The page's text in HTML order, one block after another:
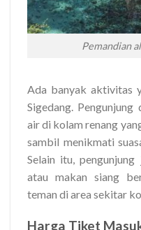
Pemandian
Ada banyak aktivitas
Sigedang.
air di kolam renang
sambil menikmati
Selain itu,
atau makan siang
teman di area sekitar
Harga Tiket